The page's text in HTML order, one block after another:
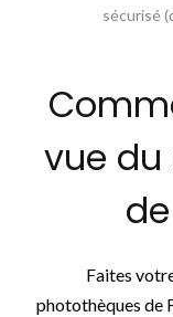
sécurisé
vue
Faites
photothèques de